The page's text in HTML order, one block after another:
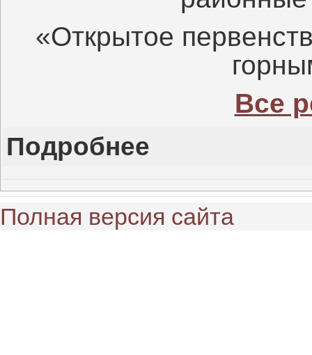
«Открытое
Все
Подробнее
Полная версия сайта